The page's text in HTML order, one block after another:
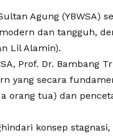
Agung (YBWSA)
dan tangguh,
Lil Alamin).
Prof. Dr. Bambang
yang secara
orang tua) dan
konsep